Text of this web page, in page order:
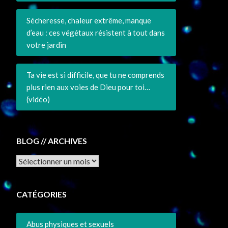
Sécheresse, chaleur extrême, manque
d’eau : ces végétaux résistent à tout dans
votre jardin
Ta vie est si difficile, que tu ne comprends
plus rien aux voies de Dieu pour toi…
(vidéo)
BLOG // ARCHIVES
Archives
CATÉGORIES
Abus physiques et sexuels